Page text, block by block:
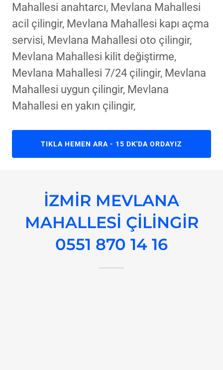
Mahallesi anahtarcı, Mevlana Mahallesi
acil çilingir, Mevlana Mahallesi kapı açma
servisi, Mevlana Mahallesi oto çilingir,
Mevlana Mahallesi kilit değiştirme,
Mevlana Mahallesi 7/24 çilingir, Mevlana
Mahallesi uygun çilingir, Mevlana
Mahallesi en yakın çilingir,
TIKLA HEMEN ARA - 15 DK'DA ORDAYIZ
İZMİR MEVLANA
MAHALLESİ ÇİLİNGİR
0551 870 14 16